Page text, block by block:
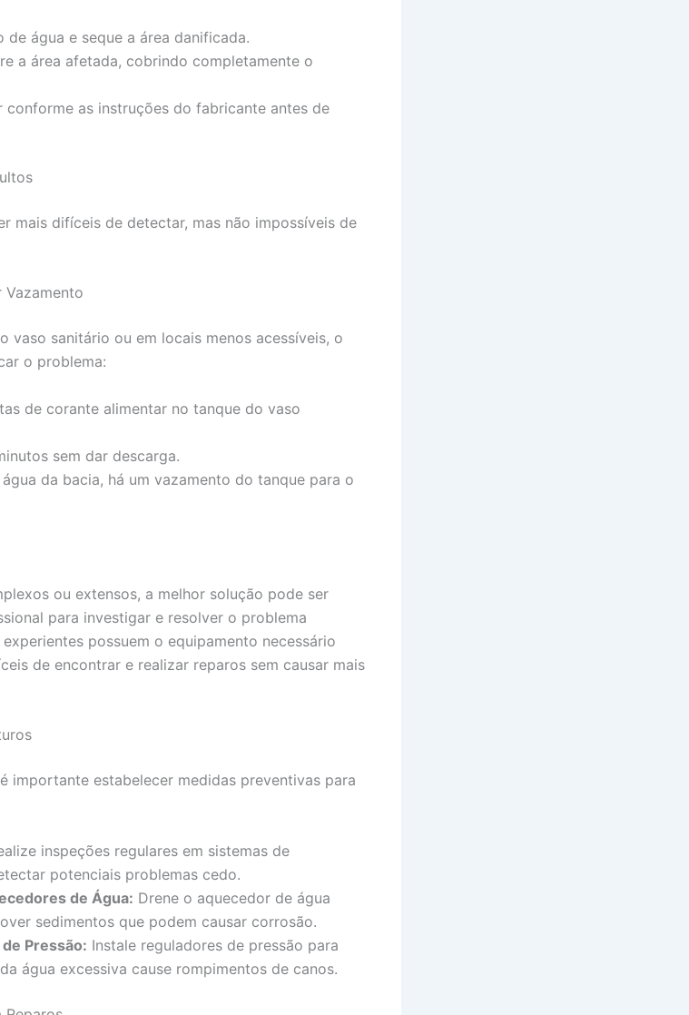
água e seque a área danificada.
a área afetada, cobrindo completamente o
conforme as instruções do fabricante antes de
mais difíceis de detectar, mas não impossíveis de
vaso sanitário ou em locais menos acessíveis, o
o problema:
de corante alimentar no tanque do vaso
sem dar descarga.
da bacia, há um vazamento do tanque para o
ou extensos, a melhor solução pode ser
para investigar e resolver o problema
possuem o equipamento necessário
de encontrar e realizar reparos sem causar mais
importante estabelecer medidas preventivas para
inspeções regulares em sistemas de
potenciais problemas cedo.
de Água: Drene o aquecedor de água
sedimentos que podem causar corrosão.
Pressão: Instale reguladores de pressão para
água excessiva cause rompimentos de canos.